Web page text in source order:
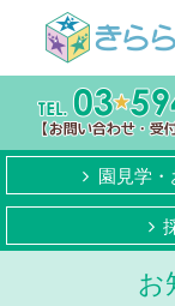
園見学
お